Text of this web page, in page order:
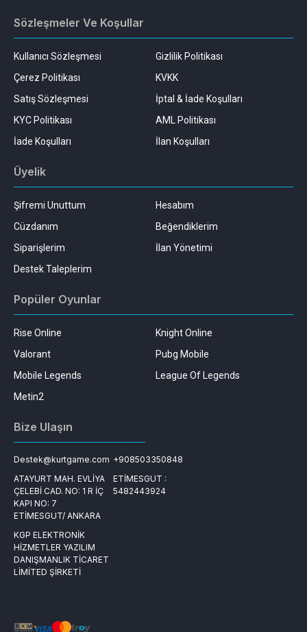
Sözleşmeler Ve Koşullar
Kullanıcı Sözleşmesi
Gizlilik Politikası
Çerez Politikası
KVKK
Satış Sözleşmesi
İptal & İade Koşulları
KYC Politikası
AML Politikası
İade Koşulları
İlan Koşulları
Üyelik
Şifremi Unuttum
Hesabım
Cüzdanım
Beğendiklerim
Siparişlerim
İlan Yönetimi
Destek Taleplerim
Popüler Oyunlar
Rise Online
Knight Online
Valorant
Pubg Mobile
Mobile Legends
League Of Legends
Metin2
Bize Ulaşın
Destek@kurtgame.com +908503350848
ATAYURT MAH. EVLİYA
ÇELEBİ CAD. NO: 1 R İÇ
KAPI NO: 7
ETİMESGUT/ ANKARA
ETİMESGUT :
5482443924
KGP ELEKTRONİK
HİZMETLER YAZILIM
DANIŞMANLIK TİCARET
LİMİTED ŞİRKETİ